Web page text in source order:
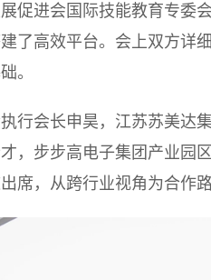
促进会国际技能教育专委
了高效平台。会上双方详
。
行会长申昊，江苏苏美达
，步步高电子集团产业园
席，从跨行业视角为合作